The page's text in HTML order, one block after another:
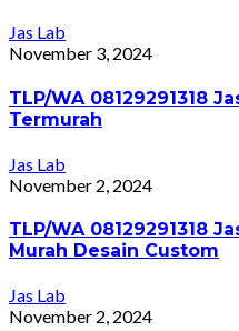
Jas Lab
November 3, 2024
TLP/WA 08129291318
Termurah
Jas Lab
November 2, 2024
TLP/WA 08129291318
Murah Desain Custom
Jas Lab
November 2, 2024